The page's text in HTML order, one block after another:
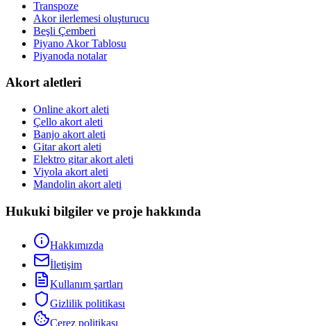
Transpoze
Akor ilerlemesi oluşturucu
Beşli Çemberi
Piyano Akor Tablosu
Piyanoda notalar
Akort aletleri
Online akort aleti
Çello akort aleti
Banjo akort aleti
Gitar akort aleti
Elektro gitar akort aleti
Viyola akort aleti
Mandolin akort aleti
Hukuki bilgiler ve proje hakkında
Hakkımızda
İletişim
Kullanım şartları
Gizlilik politikası
Çerez politikası